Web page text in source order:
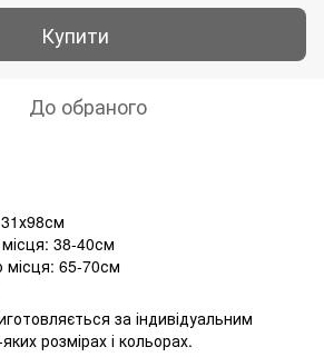
Купити
До обраного
38-40см
місця: 65-70см
за індивідуальним
розмірах і кольорах.